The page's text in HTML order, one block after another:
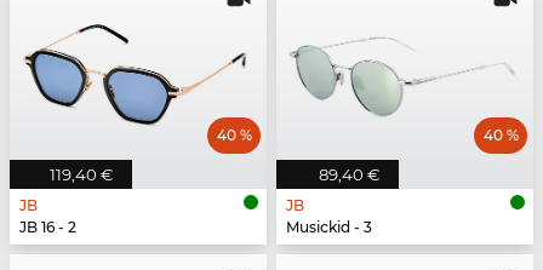
119,40 €
40 %
JB
JB 16 - 2
89,40 €
40 %
JB
Musickid - 3